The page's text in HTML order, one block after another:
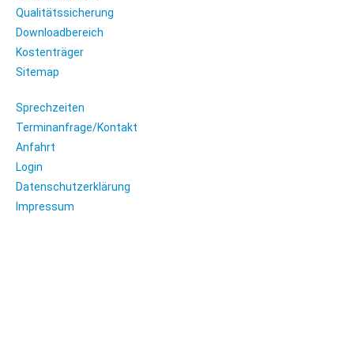
Qualitätssicherung
Downloadbereich
Kostenträger
Sitemap
Sprechzeiten
Terminanfrage/Kontakt
Anfahrt
Login
Datenschutzerklärung
Impressum